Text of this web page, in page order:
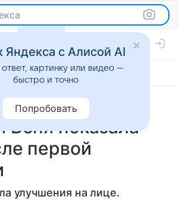
Светская жизнь
Боня показала
первой
улучшения на лице.
Яндекса с Алисой AI
картинку или видео —
быстро и точно
Попробовать